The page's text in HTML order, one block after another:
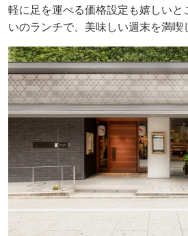
軽に足を運べる価格設定も嬉しいと
いのランチで、美味しい週末を満喫